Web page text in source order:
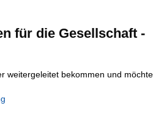
für die Gesellschaft -
weitergeleitet bekommen und